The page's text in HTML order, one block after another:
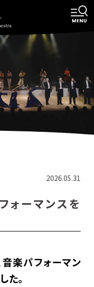
2026.05.31
ォーマンスを
楽パフォーマン
た。